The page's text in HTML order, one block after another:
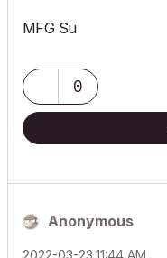
MFG Su
0
Anonymous
‎2022-03-23 11:44 AM